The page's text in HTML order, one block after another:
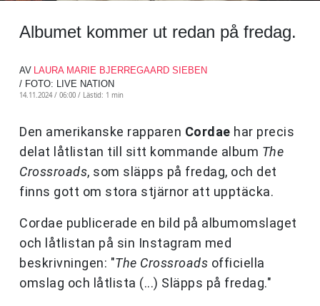
Albumet kommer ut redan på fredag.
AV LAURA MARIE BJERREGAARD SIEBEN
/ FOTO: LIVE NATION
14.11.2024 / 06:00 / Lästid: 1 min
Den amerikanske rapparen Cordae har precis
delat låtlistan till sitt kommande album The
Crossroads, som släpps på fredag, och det
finns gott om stora stjärnor att upptäcka.
Cordae publicerade en bild på albumomslaget
och låtlistan på sin Instagram med
beskrivningen: "The Crossroads officiella
omslag och låtlista (...) Släpps på fredag."